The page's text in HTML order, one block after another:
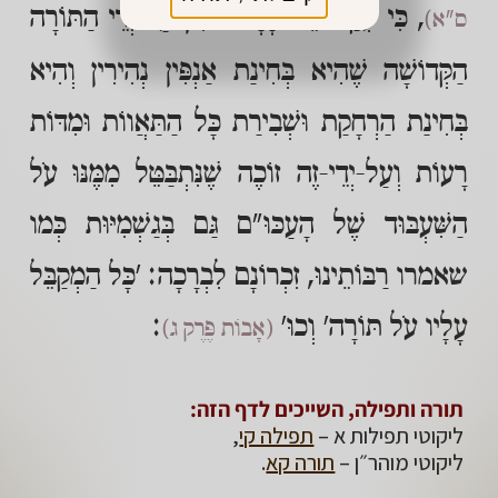
ס"א), כִּי עִקַּר שֵׁם אָדָם זוֹכִין עַל-יְדֵי הַתּוֹרָה
הַקְּדוֹשָׁה שֶׁהִיא בְּחִינַת אַנְפִּין נְהִירִין וְהִיא
בְּחִינַת הַרְחָקַת וּשְׁבִירַת כָּל הַתַּאֲווֹת וּמִדּוֹת
רָעוֹת וְעַל-יְדֵי-זֶה זוֹכֶה שֶׁנִּתְבַּטֵּל מִמֶּנּוּ עֹל
הַשִּׁעְבּוּד שֶׁל הָעַכּוּ"ם גַּם בְּגַשְׁמִיּוּת כְּמו
שאמרו רַבּוֹתֵינוּ, זִכְרוֹנָם לִבְרָכָה: 'כָּל הַמְקַבֵּל
עָלָיו עֹל תּוֹרָה' וְכוּ' (אָבוֹת פֶּרֶק ג):
תורה ותפילה, השייכים לדף הזה:
ליקוטי תפילות א – תפילה קי,
ליקוטי מוהר״ן – תורה קא.